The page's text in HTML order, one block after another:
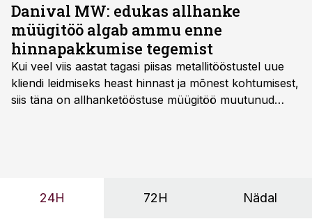
Danival MW: edukas allhanke
müügitöö algab ammu enne
hinnapakkumise tegemist
Kui veel viis aastat tagasi piisas metallitööstustel uue
kliendi leidmiseks heast hinnast ja mõnest kohtumisest,
siis täna on allhanketööstuse müügitöö muutunud
24H 72H Nädal